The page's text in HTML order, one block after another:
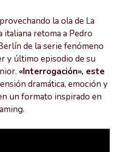
la ola de La
italiana retoma a Pedro
de la serie fenómeno
y último episodio de su
«Interrogación», este
dramática, emoción y
un formato inspirado en